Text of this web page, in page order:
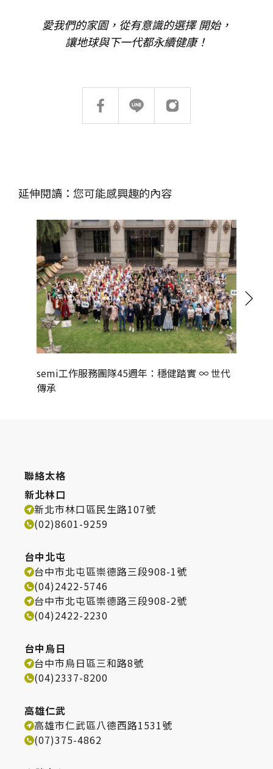
愛我們的家園，從有意識的選擇 開始，
讓地球與下一代都永續健康！
延伸閱讀：您可能感興趣的內容
semi工作服務團隊45週年：穩健踏實 ∞ 世代
傳承
聯絡太格
新北林口
新北市林口區民生路107號
(02)8601-9259
台中北屯
台中市北屯區崇德路三段908-1號
(04)2422-5746
台中市北屯區崇德路三段908-2號
(04)2422-2230
台中烏日
台中市烏日區三和路8號
(04)2337-8200
高雄仁武
高雄市仁武區八德西路1531號
(07)375-4862